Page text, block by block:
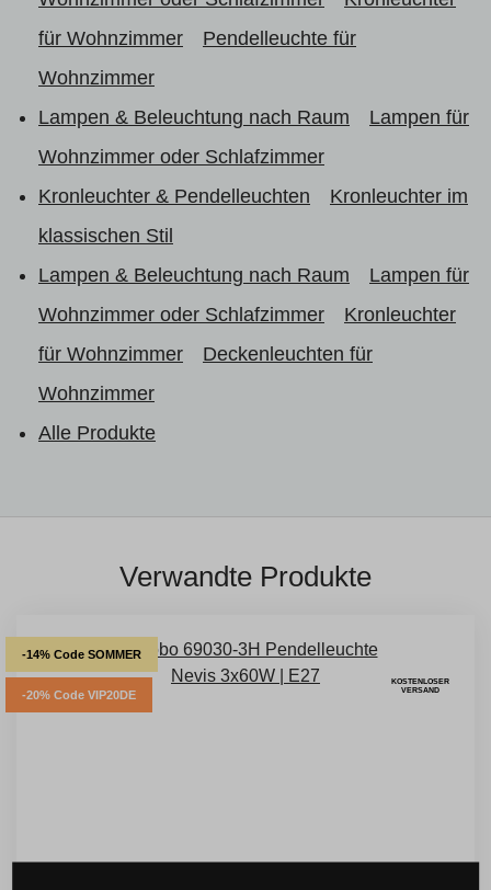
für Wohnzimmer
Pendelleuchte für
Wohnzimmer
Lampen & Beleuchtung nach Raum
Lampen für
Wohnzimmer oder Schlafzimmer
Kronleuchter & Pendelleuchten
Kronleuchter im
klassischen Stil
Lampen & Beleuchtung nach Raum
Lampen für
Wohnzimmer oder Schlafzimmer
Kronleuchter
für Wohnzimmer
Deckenleuchten für
Wohnzimmer
Alle Produkte
Verwandte Produkte
-14% Code SOMMER
-20% Code VIP20DE
KOSTENLOSER
VERSAND